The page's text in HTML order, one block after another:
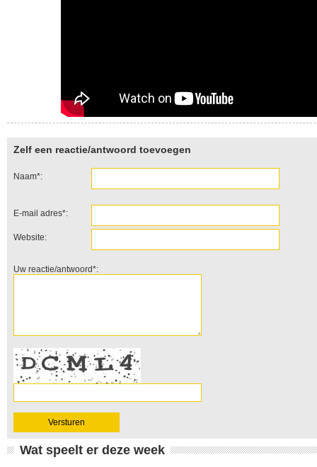
Zelf een reactie/antwoord toevoegen
Naam*:
E-mail adres*:
Website:
Uw reactie/antwoord*:
Wat speelt er deze week